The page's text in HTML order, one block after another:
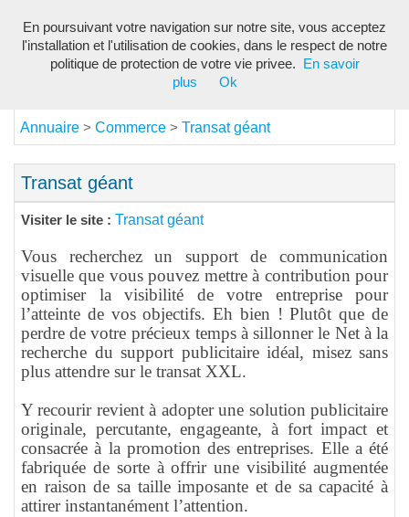
Annuaire > Commerce > Transat géant
Transat géant
Visiter le site : Transat géant
Vous recherchez un support de communication
visuelle que vous pouvez mettre à contribution pour
optimiser la visibilité de votre entreprise pour
l’atteinte de vos objectifs. Eh bien ! Plutôt que de
perdre de votre précieux temps à sillonner le Net à la
recherche du support publicitaire idéal, misez sans
plus attendre sur le transat XXL.
Y recourir revient à adopter une solution publicitaire
originale, percutante, engageante, à fort impact et
consacrée à la promotion des entreprises. Elle a été
fabriquée de sorte à offrir une visibilité augmentée
en raison de sa taille imposante et de sa capacité à
attirer instantanément l’attention.
En poursuivant votre navigation sur notre site, vous acceptez
l'installation et l'utilisation de cookies, dans le respect de notre
politique de protection de votre vie privee.
En savoir
plus
Ok